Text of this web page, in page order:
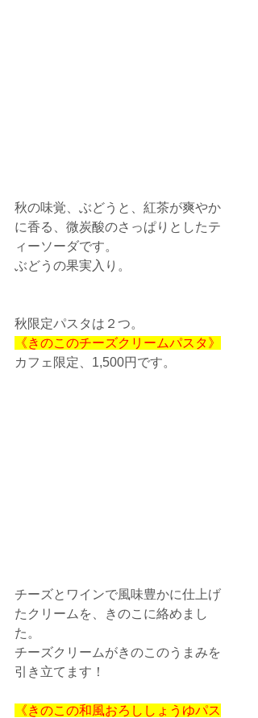
秋の味覚、ぶどうと、紅茶が爽やか
に香る、微炭酸のさっぱりとしたテ
ィーソーダです。
ぶどうの果実入り。
秋限定パスタは２つ。
《きのこのチーズクリームパスタ》
カフェ限定、1,500円です。
チーズとワインで風味豊かに仕上げ
たクリームを、きのこに絡めまし
た。
チーズクリームがきのこのうまみを
引き立てます！
《きのこの和風おろししょうゆパス